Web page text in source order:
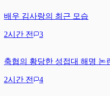
배우 김사랑의 최근 모습
2시간 전 3
축협의 황당한 성접대 해명 논
2시간 전 4